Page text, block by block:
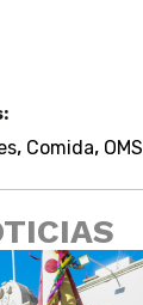
, Comida, OMS